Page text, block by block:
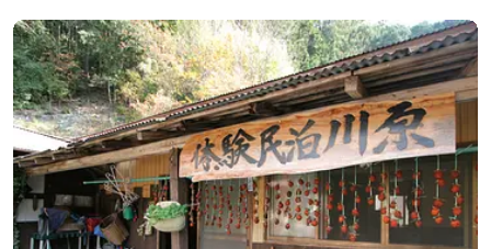
うに、仕事や人生の目標（頂き）も人それぞれ。どんな『頂き』を
目指す人も、頑...